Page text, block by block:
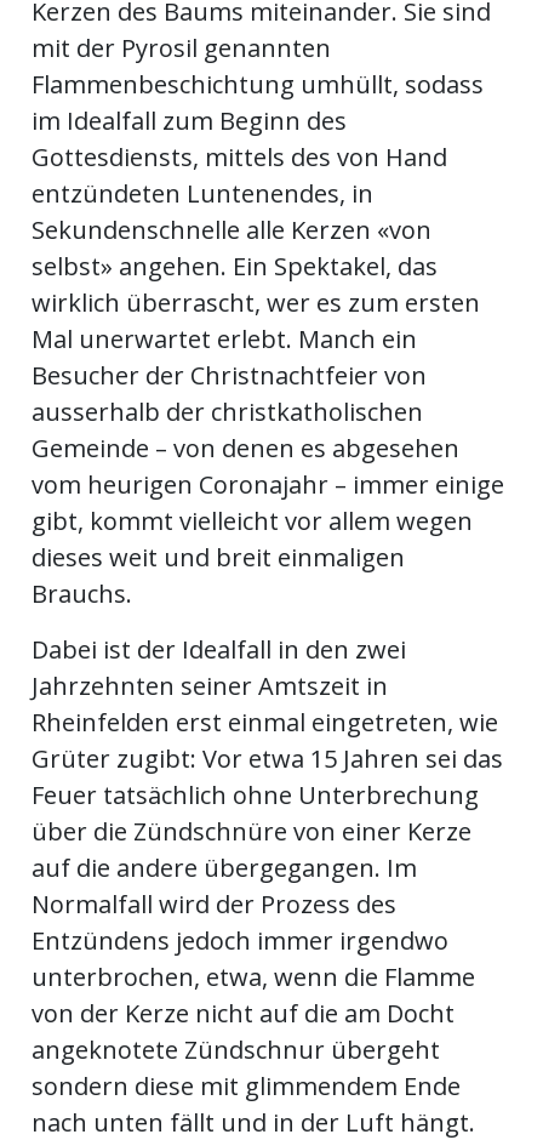
Kerzen des Baums miteinander. Sie sind
mit der Pyrosil genannten
Flammenbeschichtung umhüllt, sodass
im Idealfall zum Beginn des
Gottesdiensts, mittels des von Hand
entzündeten Luntenendes, in
Sekundenschnelle alle Kerzen «von
selbst» angehen. Ein Spektakel, das
wirklich überrascht, wer es zum ersten
Mal unerwartet erlebt. Manch ein
Besucher der Christnachtfeier von
ausserhalb der christkatholischen
Gemeinde – von denen es abgesehen
vom heurigen Coronajahr – immer einige
gibt, kommt vielleicht vor allem wegen
dieses weit und breit einmaligen
Brauchs.
Dabei ist der Idealfall in den zwei
Jahrzehnten seiner Amtszeit in
Rheinfelden erst einmal eingetreten, wie
Grüter zugibt: Vor etwa 15 Jahren sei das
Feuer tatsächlich ohne Unterbrechung
über die Zündschnüre von einer Kerze
auf die andere übergegangen. Im
Normalfall wird der Prozess des
Entzündens jedoch immer irgendwo
unterbrochen, etwa, wenn die Flamme
von der Kerze nicht auf die am Docht
angeknotete Zündschnur übergeht
sondern diese mit glimmendem Ende
nach unten fällt und in der Luft hängt.